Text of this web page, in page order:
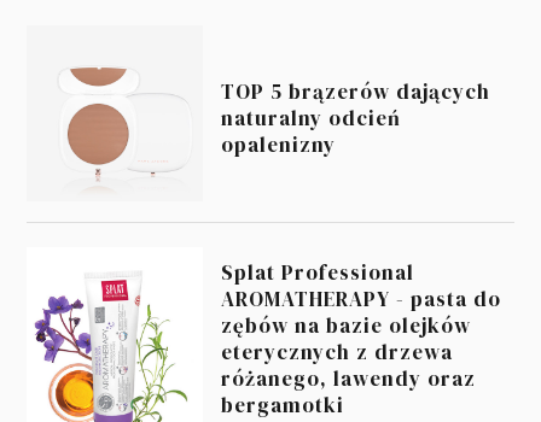
TOP 5 brązerów dających
naturalny odcień
opalenizny
Splat Professional
AROMATHERAPY - pasta do
zębów na bazie olejków
eterycznych z drzewa
różanego, lawendy oraz
bergamotki